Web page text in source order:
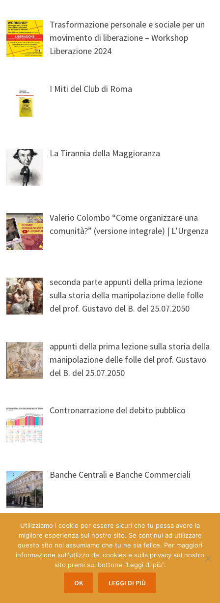
Trasformazione personale e sociale per un
movimento di liberazione – Workshop
Liberazione 2024
I Miti del Club di Roma
La Tirannia della Maggioranza
Valerio Colombo “Come organizzare una
comunità?” (versione integrale) | L’Urgenza
seconda parte appunti della prima lezione
sulla storia della manipolazione delle folle
del prof. Gustavo del B. del 25.07.2050
appunti della prima lezione sulla storia della
manipolazione delle folle del prof. Gustavo
del B. del 25.07.2050
Contronarrazione del debito pubblico
Banche Centrali e Banche Commerciali
L’inflazione per principianti
Utilizziamo i cookie per essere sicuri che tu possa avere la
migliore esperienza sul nostro sito. Se continui ad utilizzare
questo sito noi assumiamo che tu ne sia felice. Per maggiori
informazione sull'utlizzo dei cookies e sulla privacy sul nostro
sito premi sul bottone "Leggi di più".
OK LEGGI DI PIÙ